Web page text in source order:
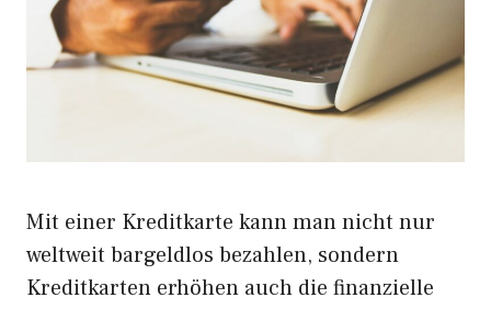
Mit einer Kreditkarte kann man nicht nur
weltweit bargeldlos bezahlen, sondern
Kreditkarten erhöhen auch die finanzielle